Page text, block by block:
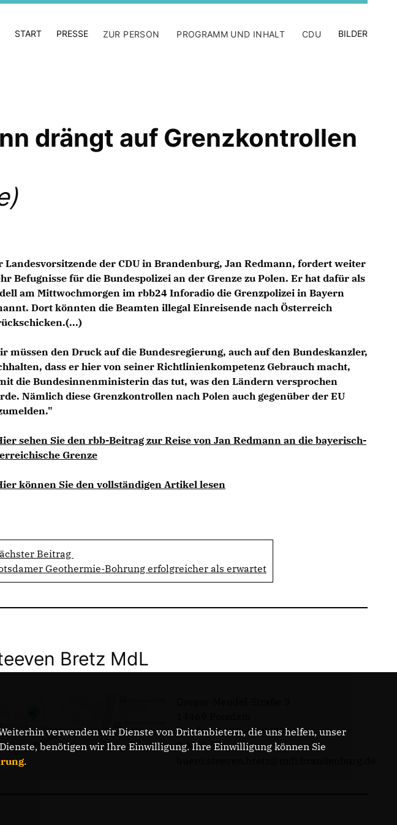
START PRESSE ZUR PERSON PROGRAMM UND INHALT CDU BILDER
drängt auf Grenzkontrollen
Landesvorsitzende der CDU in Brandenburg, Jan Redmann, fordert weiter
Befugnisse für die Bundespolizei an der Grenze zu Polen. Er hat dafür als
am Mittwochmorgen im rbb24 Inforadio die Grenzpolizei in Bayern
Dort könnten die Beamten illegal Einreisende nach Österreich
müssen den Druck auf die Bundesregierung, auch auf den Bundeskanzler,
dass er hier von seiner Richtlinienkompetenz Gebrauch macht,
die Bundesinnenministerin das tut, was den Ländern versprochen
Nämlich diese Grenzkontrollen nach Polen auch gegenüber der EU
sehen Sie den rbb-Beitrag zur Reise von Jan Redmann an die bayerisch-
Grenze
können Sie den vollständigen Artikel lesen
Beitrag
Geothermie-Bohrung erfolgreicher als erwartet
Bretz MdL
Telefon: 0331 - 20085713
E-Mail:
verwenden wir Dienste von Drittanbietern, die uns helfen, unser
benötigen wir Ihre Einwilligung. Ihre Einwilligung können Sie
.